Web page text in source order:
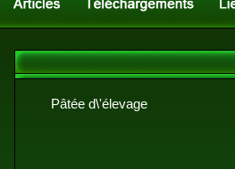
Pâtée d\'élevage